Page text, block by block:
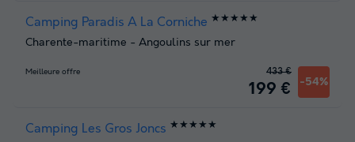
Camping Paradis A La Corniche ★★★★★
Charente-maritime - Angoulins sur mer
Meilleure offre
199 € -54%
433 €
Camping Les Gros Joncs ★★★★★